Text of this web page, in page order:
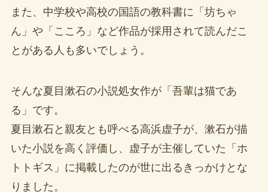
また、中学校や高校の国語の教科書に「坊ちゃ
ん」や「こころ」など作品が採用されて読んだこ
とがある人も多いでしょう。
そんな夏目漱石の小説処女作が「吾輩は猫であ
る」です。
夏目漱石と親友とも呼べる高浜虚子が、漱石が描
いた小説を高く評価し、虚子が主催していた「ホ
トトギス」に掲載したのが世に出るきっかけとな
りました。